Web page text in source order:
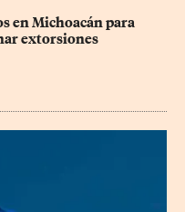
en Michoacán para
extorsiones